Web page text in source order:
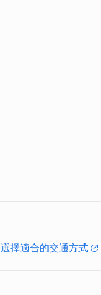
擇適合的交通方式